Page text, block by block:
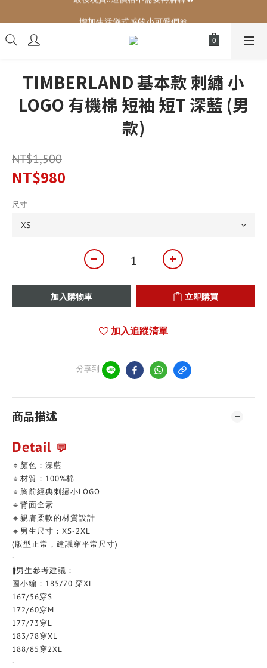
增加生活儀式感的小可愛們🎀
TIMBERLAND 基本款 刺繡 小
LOGO 有機棉 短袖 短T 深藍 (男
款)
NT$1,500
NT$980
尺寸
加入購物車 立即購買
加入追蹤清單
分享到
商品描述
Detail 💬
🔹顏色：深藍
🔹材質：100%棉
🔹胸前經典刺繡小LOGO
🔹背面全素
🔹親膚柔軟的材質設計
🔹男生尺寸：XS-2XL
(版型正常，建議穿平常尺寸)
-
🚹男生參考建議：
圖小編：185/70 穿XL
167/56穿S
172/60穿M
177/73穿L
183/78穿XL
188/85穿2XL
-